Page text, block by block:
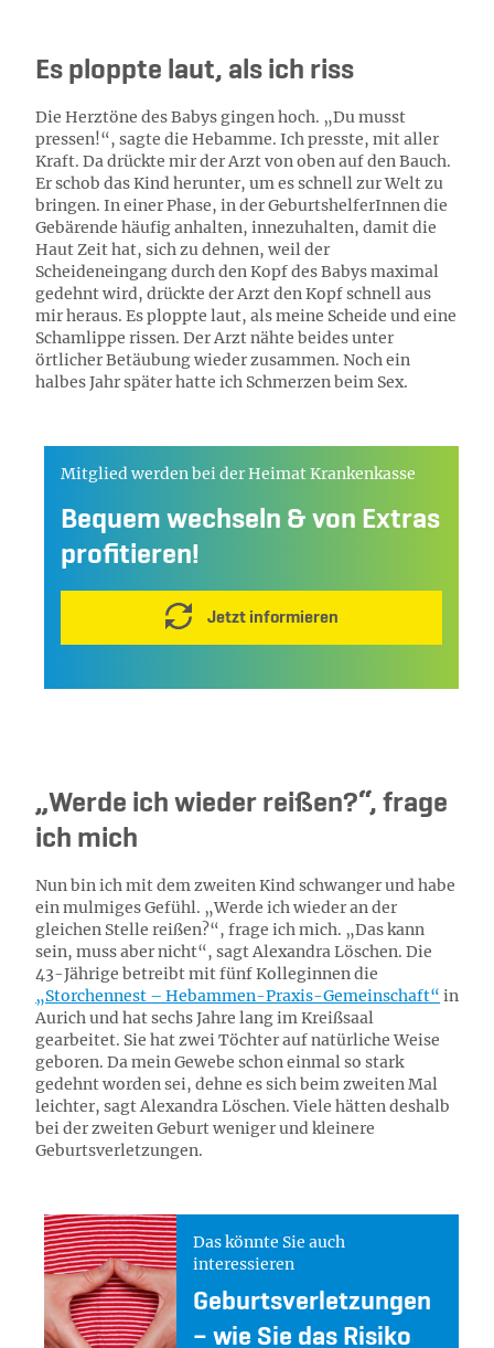
Es ploppte laut, als ich riss
Die Herztöne des Babys gingen hoch. „Du musst
pressen!“, sagte die Hebamme. Ich presste, mit aller
Kraft. Da drückte mir der Arzt von oben auf den Bauch.
Er schob das Kind herunter, um es schnell zur Welt zu
bringen. In einer Phase, in der GeburtshelferInnen die
Gebärende häufig anhalten, innezuhalten, damit die
Haut Zeit hat, sich zu dehnen, weil der
Scheideneingang durch den Kopf des Babys maximal
gedehnt wird, drückte der Arzt den Kopf schnell aus
mir heraus. Es ploppte laut, als meine Scheide und eine
Schamlippe rissen. Der Arzt nähte beides unter
örtlicher Betäubung wieder zusammen. Noch ein
halbes Jahr später hatte ich Schmerzen beim Sex.
Mitglied werden bei der Heimat Krankenkasse
Bequem wechseln & von Extras
profitieren!
Jetzt informieren
„Werde ich wieder reißen?“, frage
ich mich
Nun bin ich mit dem zweiten Kind schwanger und habe
ein mulmiges Gefühl. „Werde ich wieder an der
gleichen Stelle reißen?“, frage ich mich. „Das kann
sein, muss aber nicht“, sagt Alexandra Löschen. Die
43-Jährige betreibt mit fünf Kolleginnen die
„Storchennest – Hebammen-Praxis-Gemeinschaft“ in
Aurich und hat sechs Jahre lang im Kreißsaal
gearbeitet. Sie hat zwei Töchter auf natürliche Weise
geboren. Da mein Gewebe schon einmal so stark
gedehnt worden sei, dehne es sich beim zweiten Mal
leichter, sagt Alexandra Löschen. Viele hätten deshalb
bei der zweiten Geburt weniger und kleinere
Geburtsverletzungen.
Das könnte Sie auch
interessieren
Ge­burts­ver­let­zun­gen
– wie Sie das Ri­si­ko